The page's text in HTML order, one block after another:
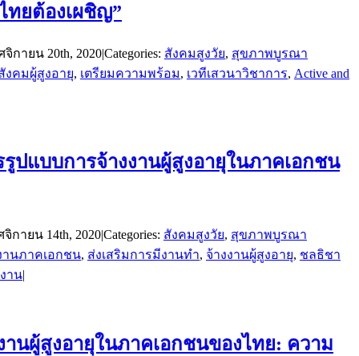
ทยต้องเผชิญ”
กายน 20th, 2020|Categories: สังคมสูงวัย, สุขภาพบูรณา
งคมผู้สูงอายุ, เตรียมความพร้อม, เวทีเสวนาวิชาการ, Active and
ปแบบการจ้างงานผู้สูงอายุในภาคเอกชน
กายน 14th, 2020|Categories: สังคมสูงวัย, สุขภาพบูรณา
านภาคเอกชน, ส่งเสริมการมีงานทำ, จ้างงานผู้สูงอายุ, ชลธิชา
าน|
านผู้สูงอายุในภาคเอกชนของไทย: ความ